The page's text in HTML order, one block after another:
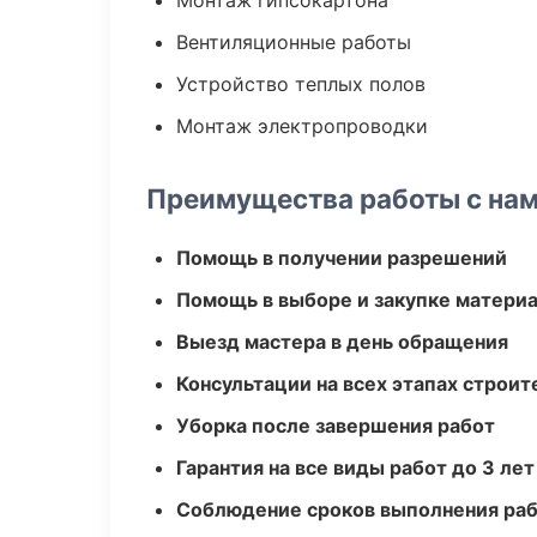
Вентиляционные работы
Устройство теплых полов
Монтаж электропроводки
Преимущества работы с
Помощь в получении разрешений
Помощь в выборе и закупке
Выезд мастера в день обращения
Консультации на всех этапах
Уборка после завершения работ
Гарантия на все виды работ до 3 лет
Соблюдение сроков выполнения